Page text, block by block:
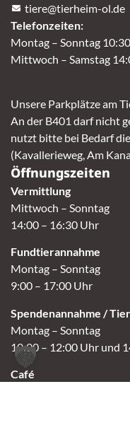
tiere@tierheim-ol.de
Telefonzeiten:
Montag – Sonntag
Mittwoch – Samstag
Unsere Parkplätze am
An der B401 darf nicht
nutzt bitte bei Bedarf
(Kavallerieweg, Am
Öffnungszeiten
Vermittlung
Mittwoch – Sonntag
14:00 – 16:30 Uhr
Fundtierannahme
Montag – Sonntag
9:00 – 17:00 Uhr
Spendenannahme /
Montag – Sonntag
10:00 – 12:00 Uhr und
Café